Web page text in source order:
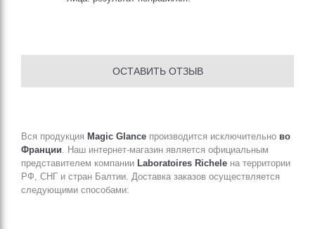
ОСТАВИТЬ ОТЗЫВ
Вся продукция Magic Glance производится исключительно во
Франции. Наш интернет-магазин является официальным
представителем компании Laboratoires Richele на территории
РФ, СНГ и стран Балтии. Доставка заказов осуществляется
следующими способами: